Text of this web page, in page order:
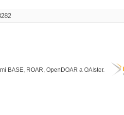
BASE, ROAR, OpenDOAR a OAIster.